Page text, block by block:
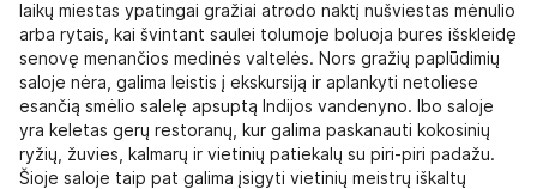
laikų miestas ypatingai gražiai atrodo naktį nušviestas mėnulio
arba rytais, kai švintant saulei tolumoje boluoja bures išskleidę
senovę menančios medinės valtelės. Nors gražių paplūdimių
saloje nėra, galima leistis į ekskursiją ir aplankyti netoliese
esančią smėlio salelę apsuptą Indijos vandenyno. Ibo saloje
yra keletas gerų restoranų, kur galima paskanauti kokosinių
ryžių, žuvies, kalmarų ir vietinių patiekalų su piri-piri padažu.
Šioje saloje taip pat galima įsigyti vietinių meistrų iškaltų